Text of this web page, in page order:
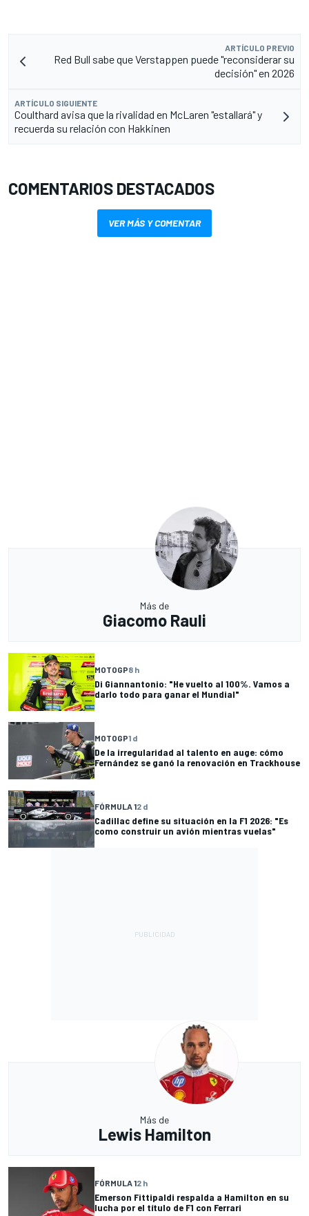
ARTÍCULO PREVIO
Red Bull sabe que Verstappen puede "reconsiderar su
decisión" en 2026
ARTÍCULO SIGUIENTE
Coulthard avisa que la rivalidad en McLaren "estallará" y
recuerda su relación con Hakkinen
COMENTARIOS DESTACADOS
VER MÁS Y COMENTAR
Más de
Giacomo Rauli
MOTOGP8 h
Di Giannantonio: "He vuelto al 100%. Vamos a
darlo todo para ganar el Mundial"
MOTOGP1 d
De la irregularidad al talento en auge: cómo
Fernández se ganó la renovación en Trackhouse
FÓRMULA 12 d
Cadillac define su situación en la F1 2026: "Es
como construir un avión mientras vuelas"
Más de
Lewis Hamilton
FÓRMULA 12 h
Emerson Fittipaldi respalda a Hamilton en su
lucha por el título de F1 con Ferrari